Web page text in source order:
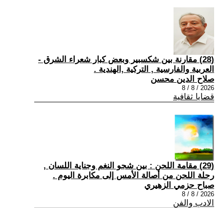
(28) مقارنة بين شكسبير وبعض كبار شعراء الشرق -
العربية والفارسية , التركية ,الهندية .
صلاح الدين محسن
2026 / 8 / 8
قضايا ثقافية
(29) مقامة اللحن : بين شجو النغم وجناية اللسان ,
رحلة اللحن من أصالة الأمس إلى مكابرة اليوم .
صباح حزمي الزهيري
2026 / 8 / 8
الادب والفن